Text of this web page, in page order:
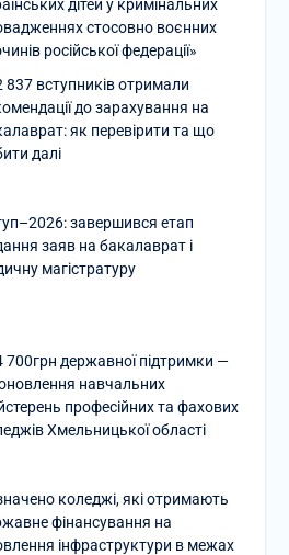
дітей у кримінальних
стосовно воєнних
російської федерації»
837 вступників отримали
до зарахування на
як перевірити та що
далі
завершився етап
заяв на бакалаврат і
магістратуру
700грн державної підтримки —
навчальних
професійних та фахових
Хмельницької області
коледжі, які отримають
фінансування на
інфраструктури в межах